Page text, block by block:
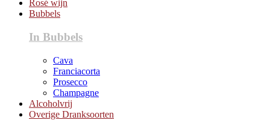
Rosé wijn
Bubbels
In Bubbels
Cava
Franciacorta
Prosecco
Champagne
Alcoholvrij
Overige Dranksoorten